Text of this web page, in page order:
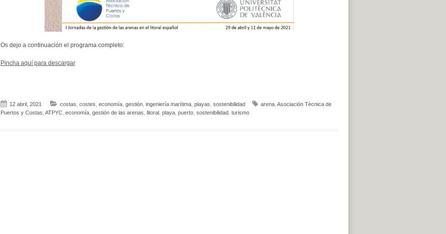
Os dejo a continuación el programa completo:
Pincha aquí para descargar
12 abril, 2021 costas costes economía, gestión, ingeniería marítima, playas sostenibilidad arena, Asociación Técnica de
Puertos y Costas ATPYC, economía, gestión de las arenas litoral, playa, puerto, sostenibilidad, turismo